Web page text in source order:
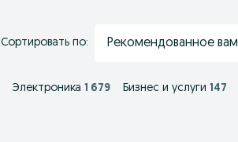
Сортировать по: Рекомендованное вам
Электроника 1 679 Бизнес и услуги 147